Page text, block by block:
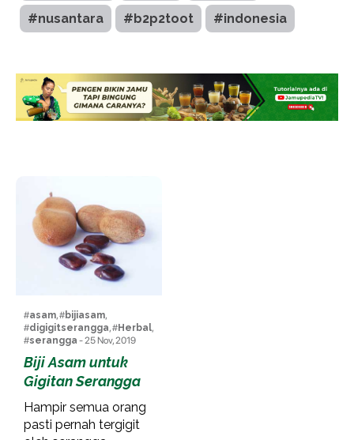
#nusantara #b2p2toot #indonesia
#asam, #bijiasam,
#digigitserangga, #Herbal,
#serangga - 25 Nov, 2019
Biji Asam untuk
Gigitan Serangga
Hampir semua orang
pasti pernah tergigit